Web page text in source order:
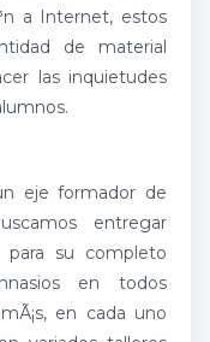
a Internet, estos
de material
las inquietudes
eje formador de
entregar
para su completo
en todos
en cada uno